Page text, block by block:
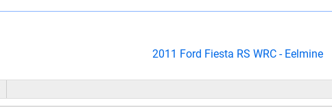
2011 Ford Fiesta RS WRC - Eelmine